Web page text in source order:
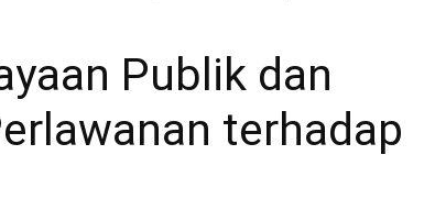
Publik dan
terhadap